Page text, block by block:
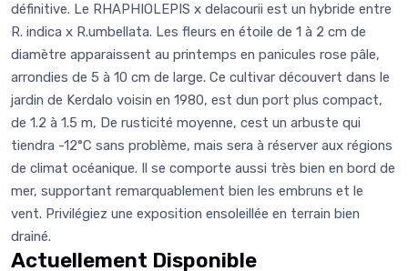
définitive. Le RHAPHIOLEPIS x delacourii est un hybride entre
R. indica x R.umbellata. Les fleurs en étoile de 1 à 2 cm de
diamètre apparaissent au printemps en panicules rose pâle,
arrondies de 5 à 10 cm de large. Ce cultivar découvert dans le
jardin de Kerdalo voisin en 1980, est dun port plus compact,
de 1.2 à 1.5 m, De rusticité moyenne, cest un arbuste qui
tiendra -12°C sans problème, mais sera à réserver aux régions
de climat océanique. Il se comporte aussi très bien en bord de
mer, supportant remarquablement bien les embruns et le
vent. Privilégiez une exposition ensoleillée en terrain bien
drainé.
Actuellement Disponible